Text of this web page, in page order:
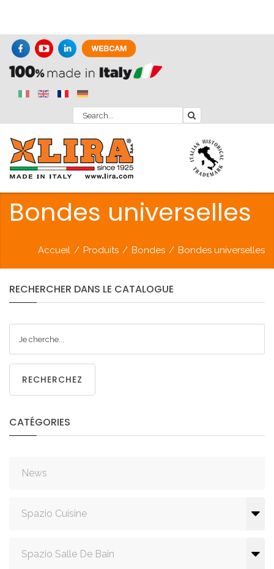
Bondes universelles
Accueil / Produits / Bondes / Bondes universelles
RECHERCHER DANS LE CATALOGUE
RECHERCHEZ
CATÉGORIES
News
Spazio Cuisine
Spazio Salle De Bain